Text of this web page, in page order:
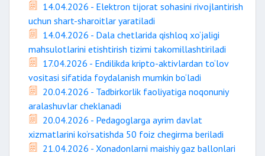
14.04.2026 - Elektron tijorat sohasini rivojlantirish
uchun shart-sharoitlar yaratiladi
14.04.2026 - Dala chetlarida qishloq xo‘jaligi
mahsulotlarini etishtirish tizimi takomillashtiriladi
17.04.2026 - Endilikda kripto-aktivlardan to‘lov
vositasi sifatida foydalanish mumkin bo‘ladi
20.04.2026 - Tadbirkorlik faoliyatiga noqonuniy
aralashuvlar cheklanadi
20.04.2026 - Pedagoglarga ayrim davlat
xizmatlarini ko‘rsatishda 50 foiz chegirma beriladi
21.04.2026 - Xonadonlarni maishiy gaz ballonlari